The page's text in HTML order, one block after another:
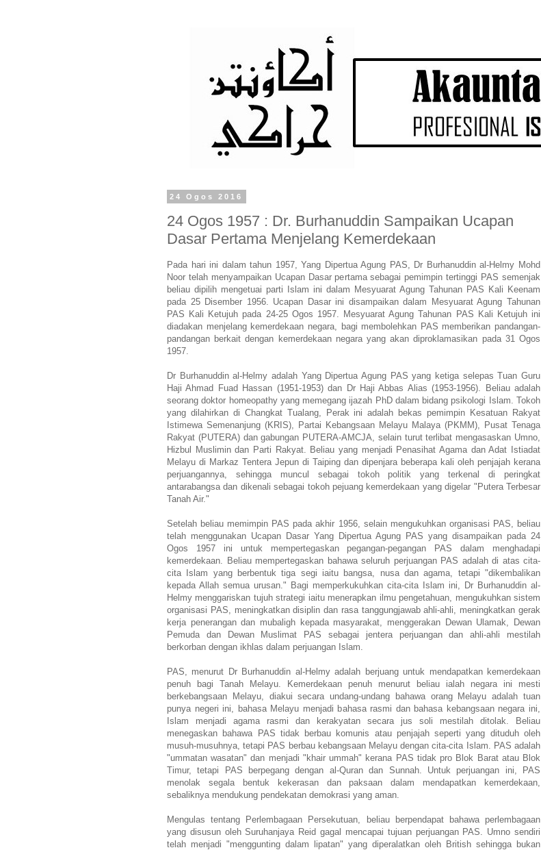
24 Ogos 2016
24 Ogos 1957 : Dr. Burhanuddin Sampaikan Ucapan
Dasar Pertama Menjelang Kemerdekaan
Pada hari ini dalam tahun 1957, Yang Dipertua Agung PAS, Dr Burhanuddin al-Helmy Mohd
Noor telah menyampaikan Ucapan Dasar pertama sebagai pemimpin tertinggi PAS semenjak
beliau dipilih mengetuai parti Islam ini dalam Mesyuarat Agung Tahunan PAS Kali Keenam
pada 25 Disember 1956. Ucapan Dasar ini disampaikan dalam Mesyuarat Agung Tahunan
PAS Kali Ketujuh pada 24-25 Ogos 1957. Mesyuarat Agung Tahunan PAS Kali Ketujuh ini
diadakan menjelang kemerdekaan negara, bagi membolehkan PAS memberikan pandangan-
pandangan berkait dengan kemerdekaan negara yang akan diproklamasikan pada 31 Ogos
1957.
Dr Burhanuddin al-Helmy adalah Yang Dipertua Agung PAS yang ketiga selepas Tuan Guru
Haji Ahmad Fuad Hassan (1951-1953) dan Dr Haji Abbas Alias (1953-1956). Beliau adalah
seorang doktor homeopathy yang memegang ijazah PhD dalam bidang psikologi Islam. Tokoh
yang dilahirkan di Changkat Tualang, Perak ini adalah bekas pemimpin Kesatuan Rakyat
Istimewa Semenanjung (KRIS), Partai Kebangsaan Melayu Malaya (PKMM), Pusat Tenaga
Rakyat (PUTERA) dan gabungan PUTERA-AMCJA, selain turut terlibat mengasaskan Umno,
Hizbul Muslimin dan Parti Rakyat. Beliau yang menjadi Penasihat Agama dan Adat Istiadat
Melayu di Markaz Tentera Jepun di Taiping dan dipenjara beberapa kali oleh penjajah kerana
perjuangannya, sehingga muncul sebagai tokoh politik yang terkenal di peringkat
antarabangsa dan dikenali sebagai tokoh pejuang kemerdekaan yang digelar "Putera Terbesar
Tanah Air."
Setelah beliau memimpin PAS pada akhir 1956, selain mengukuhkan organisasi PAS, beliau
telah menggunakan Ucapan Dasar Yang Dipertua Agung PAS yang disampaikan pada 24
Ogos 1957 ini untuk mempertegaskan pegangan-pegangan PAS dalam menghadapi
kemerdekaan. Beliau mempertegaskan bahawa seluruh perjuangan PAS adalah di atas cita-
cita Islam yang berbentuk tiga segi iaitu bangsa, nusa dan agama, tetapi "dikembalikan
kepada Allah semua urusan." Bagi memperkukuhkan cita-cita Islam ini, Dr Burhanuddin al-
Helmy menggariskan tujuh strategi iaitu menerapkan ilmu pengetahuan, mengukuhkan sistem
organisasi PAS, meningkatkan disiplin dan rasa tanggungjawab ahli-ahli, meningkatkan gerak
kerja penerangan dan mubaligh kepada masyarakat, menggerakan Dewan Ulamak, Dewan
Pemuda dan Dewan Muslimat PAS sebagai jentera perjuangan dan ahli-ahli mestilah
berkorban dengan ikhlas dalam perjuangan Islam.
PAS, menurut Dr Burhanuddin al-Helmy adalah berjuang untuk mendapatkan kemerdekaan
penuh bagi Tanah Melayu. Kemerdekaan penuh menurut beliau ialah negara ini mesti
berkebangsaan Melayu, diakui secara undang-undang bahawa orang Melayu adalah tuan
punya negeri ini, bahasa Melayu menjadi bahasa rasmi dan bahasa kebangsaan negara ini,
Islam menjadi agama rasmi dan kerakyatan secara jus soli mestilah ditolak. Beliau
menegaskan bahawa PAS tidak berbau komunis atau penjajah seperti yang dituduh oleh
musuh-musuhnya, tetapi PAS berbau kebangsaan Melayu dengan cita-cita Islam. PAS adalah
"ummatan wasatan" dan menjadi "khair ummah" kerana PAS tidak pro Blok Barat atau Blok
Timur, tetapi PAS berpegang dengan al-Quran dan Sunnah. Untuk perjuangan ini, PAS
menolak segala bentuk kekerasan dan paksaan dalam mendapatkan kemerdekaan,
sebaliknya mendukung pendekatan demokrasi yang aman.
Mengulas tentang Perlembagaan Persekutuan, beliau berpendapat bahawa perlembagaan
yang disusun oleh Suruhanjaya Reid gagal mencapai tujuan perjuangan PAS. Umno sendiri
telah menjadi "menggunting dalam lipatan" yang diperalatkan oleh British sehingga bukan